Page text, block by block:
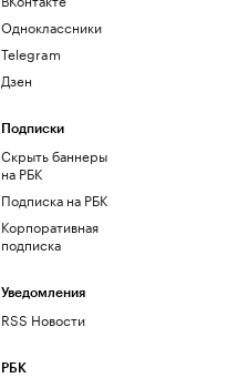
Одноклассники
Telegram
Дзен
Подписки
Скрыть баннеры
на РБК
Подписка на РБК
Корпоративная
подписка
Уведомления
RSS Новости
РБК